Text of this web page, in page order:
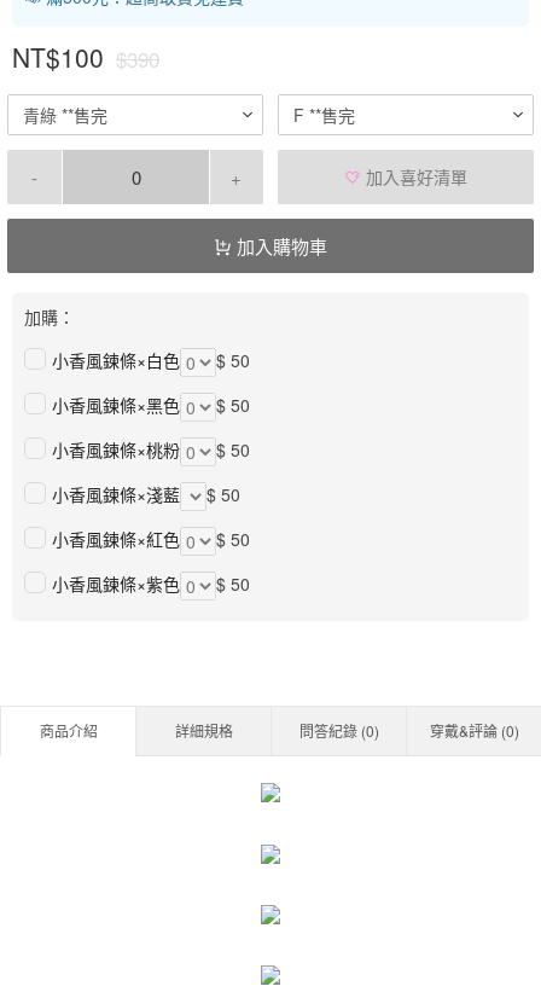
NT$100 $390
青綠 **售完 F **售完
- + 加入喜好清單
加入購物車
加購：
小香風鍊條×白色
$ 50
小香風鍊條×黑色
$ 50
小香風鍊條×桃粉
$ 50
小香風鍊條×淺藍
$ 50
小香風鍊條×紅色
$ 50
小香風鍊條×紫色
$ 50
商品介紹 詳細規格 問答紀錄 (0) 穿戴&評論 (0)